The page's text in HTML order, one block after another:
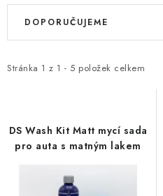
Podmínky ochrany osobních údajů
V
i
r
o
Stránka 1 z 1 - 5 položek celkem
Ř
e
p
DOPORUČUJEME
DS Wash Kit Matt mycí sada
pro auta s matným lakem